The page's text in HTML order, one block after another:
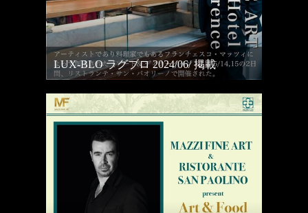
LUX-BLO ラグブロ 2024/06/ 掲載